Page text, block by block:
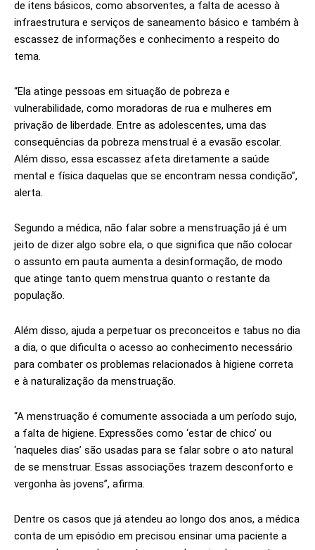
de itens básicos, como absorventes, a falta de acesso à
infraestrutura e serviços de saneamento básico e também à
escassez de informações e conhecimento a respeito do
tema.
“Ela atinge pessoas em situação de pobreza e
vulnerabilidade, como moradoras de rua e mulheres em
privação de liberdade. Entre as adolescentes, uma das
consequências da pobreza menstrual é a evasão escolar.
Além disso, essa escassez afeta diretamente a saúde
mental e física daquelas que se encontram nessa condição”,
alerta.
Segundo a médica, não falar sobre a menstruação já é um
jeito de dizer algo sobre ela, o que significa que não colocar
o assunto em pauta aumenta a desinformação, de modo
que atinge tanto quem menstrua quanto o restante da
população.
Além disso, ajuda a perpetuar os preconceitos e tabus no dia
a dia, o que dificulta o acesso ao conhecimento necessário
para combater os problemas relacionados à higiene correta
e à naturalização da menstruação.
“A menstruação é comumente associada a um período sujo,
a falta de higiene. Expressões como ‘estar de chico’ ou
‘naqueles dias’ são usadas para se falar sobre o ato natural
de se menstruar. Essas associações trazem desconforto e
vergonha às jovens”, afirma.
Dentre os casos que já atendeu ao longo dos anos, a médica
conta de um episódio em precisou ensinar uma paciente a